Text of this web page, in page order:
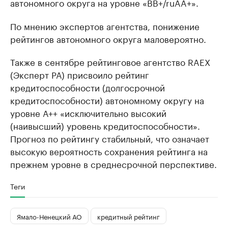
По мнению экспертов агентства, понижение
рейтингов автономного округа маловероятно.
Также в сентябре рейтинговое агентство RAEX
(Эксперт РА) присвоило рейтинг
кредитоспособности (долгосрочной
кредитоспособности) автономному округу на
уровне А++ «исключительно высокий
(наивысший) уровень кредитоспособности».
Прогноз по рейтингу стабильный, что означает
высокую вероятность сохранения рейтинга на
прежнем уровне в среднесрочной перспективе.
Теги
Ямало-Ненецкий АО кредитный рейтинг